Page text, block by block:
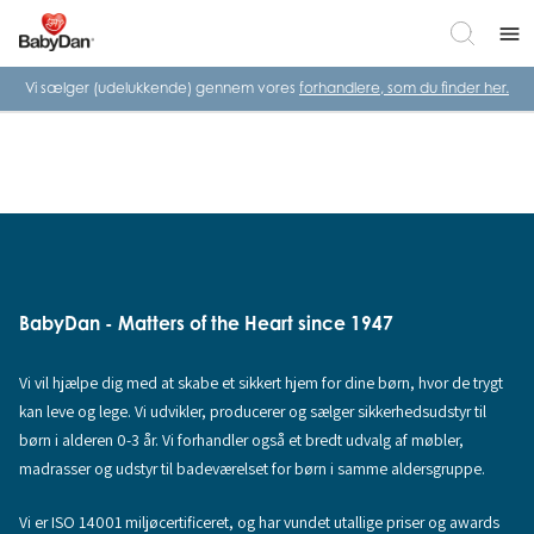
menu
Vi sælger (udelukkende) gennem vores forhandlere, som du finder her.
BabyDan - Matters of the Heart since 1947
Vi vil hjælpe dig med at skabe et sikkert hjem for dine børn, hvor de trygt
kan leve og lege. Vi udvikler, producerer og sælger sikkerhedsudstyr til
børn i alderen 0-3 år. Vi forhandler også et bredt udvalg af møbler,
madrasser og udstyr til badeværelset for børn i samme aldersgruppe.
Vi er ISO 14001 miljøcertificeret, og har vundet utallige priser og awards